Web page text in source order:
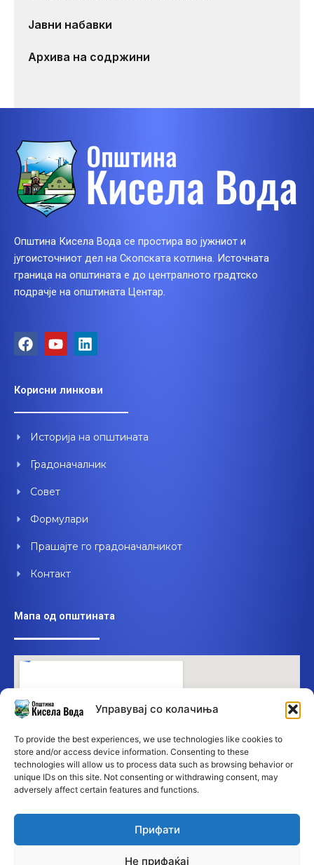
Управувај со колачиња
To provide the best experiences, we use technologies like cookies to
store and/or access device information. Consenting to these
technologies will allow us to process data such as browsing behavior or
unique IDs on this site. Not consenting or withdrawing consent, may
adversely affect certain features and functions.
Прифати
Не прифаќај
Јавни набавки
Архива на содржини
Општина Кисела Вода се простира во јужниот и
југоисточниот дел на Скопската котлина. Источната
граница на општината е до централното градтско
подрачје на општината Центар.
F
a
b
o
k
Y
o
u
b
L
i
e
d
n
Корисни линкови
Историја на општината
Градоначалник
Совет
Формулари
Прашајте го градоначалникот
Контакт
Мапа од општината